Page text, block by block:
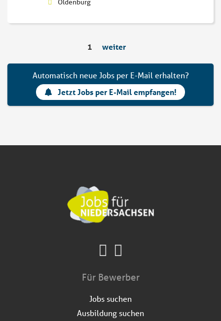
Oldenburg
1 weiter
Automatisch neue Jobs per E-Mail erhalten?
Jetzt Jobs per E-Mail empfangen!
Für Bewerber
Jobs suchen
Ausbildung suchen